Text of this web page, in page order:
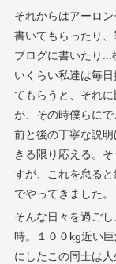
それからはアーロ
書いてもらったり
ブログに書いたり
いくらい私達は毎
てもらうと、それ
が、その時僕らに
前と後の丁寧な説
きる限り応える。
すが、これを怠る
でやってきました。
そんな日々を過ご
時。１００kg近い
にしたこの同士は